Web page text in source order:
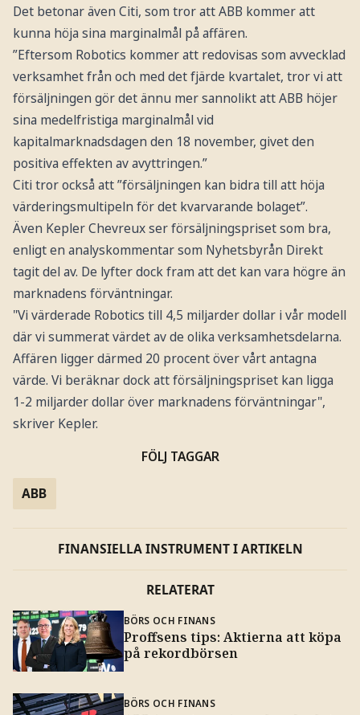
Det betonar även Citi, som tror att ABB kommer att
kunna höja sina marginalmål på affären.
”Eftersom Robotics kommer att redovisas som avvecklad
verksamhet från och med det fjärde kvartalet, tror vi att
försäljningen gör det ännu mer sannolikt att ABB höjer
sina medelfristiga marginalmål vid
kapitalmarknadsdagen den 18 november, givet den
positiva effekten av avyttringen.”
Citi tror också att ”försäljningen kan bidra till att höja
värderingsmultipeln för det kvarvarande bolaget”.
Även Kepler Chevreux ser försäljningspriset som bra,
enligt en analyskommentar som Nyhetsbyrån Direkt
tagit del av. De lyfter dock fram att det kan vara högre än
marknadens förväntningar.
"Vi värderade Robotics till 4,5 miljarder dollar i vår modell
där vi summerat värdet av de olika verksamhetsdelarna.
Affären ligger därmed 20 procent över vårt antagna
värde. Vi beräknar dock att försäljningspriset kan ligga
1-2 miljarder dollar över marknadens förväntningar",
skriver Kepler.
FÖLJ TAGGAR
ABB
FINANSIELLA INSTRUMENT I ARTIKELN
RELATERAT
BÖRS OCH FINANS
Proffsens tips: Aktierna att köpa
på rekordbörsen
BÖRS OCH FINANS